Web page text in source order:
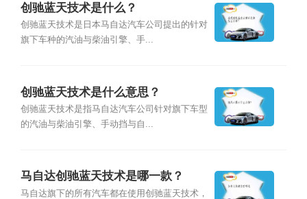
创驰蓝天技术是什么？
创驰蓝天技术是日本马自达汽车公司提出的针对
旗下车种的汽油与柴油引擎、手...
创驰蓝天技术是什么意思？
创驰蓝天技术是指马自达汽车公司针对旗下车型
的汽油与柴油引擎、手动挡与自...
马自达创驰蓝天技术是哪一款？
马自达旗下的所有汽车都在使用创驰蓝天技术，